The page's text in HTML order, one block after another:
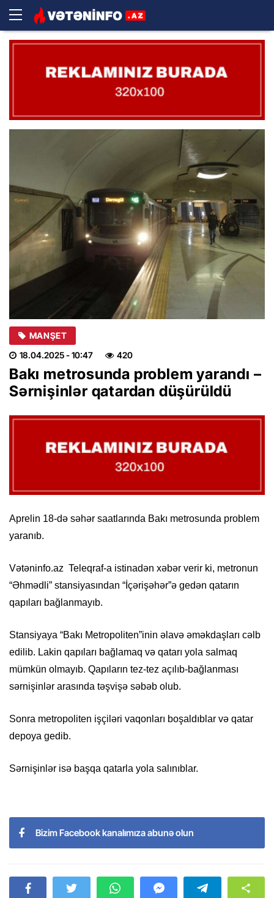
MANŞET
18.04.2025- 10:47 420
Bakı metrosunda problem yarandı –
Sərnişinlər qatardan düşürüldü
Aprelin 18-də səhər saatlarında Bakı metrosunda problem
yaranıb.
Vətəninfo.az Teleqraf-a istinadən xəbər verir ki, metronun
“Əhmədli” stansiyasından “İçərişəhər”ə gedən qatarın
qapıları bağlanmayıb.
Stansiyaya “Bakı Metropoliten”inin əlavə əməkdaşları cəlb
edilib. Lakin qapıları bağlamaq və qatarı yola salmaq
mümkün olmayıb. Qapıların tez-tez açılıb-bağlanması
sərnişinlər arasında təşvişə səbəb olub.
Sonra metropoliten işçiləri vaqonları boşaldıblar və qatar
depoya gedib.
Sərnişinlər isə başqa qatarla yola salınıblar.
Bizim Facebook kanalımıza abunə olun